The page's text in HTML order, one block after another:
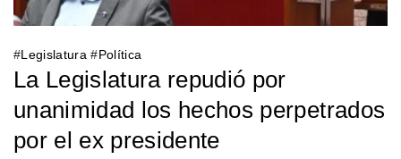
#Legislatura #Política
La Legislatura repudió por
unanimidad los hechos perpetrados
por el ex presidente